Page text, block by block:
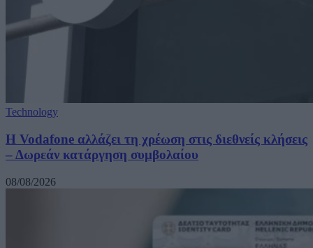
Technology
Η Vodafone αλλάζει τη χρέωση στις διεθνείς κλήσεις
– Δωρεάν κατάργηση συμβολαίου
08/08/2026